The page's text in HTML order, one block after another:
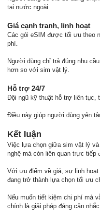
tại nước ngoài.
Giá cạnh tranh, linh hoạt
Các gói eSIM được tối ưu theo
phí.
Người dùng chỉ trả đúng nhu
hơn so với sim vật lý.
Hỗ trợ 24/7
Đội ngũ kỹ thuật hỗ trợ liên tục,
Điều này giúp người dùng yên
Kết luận
Việc lựa chọn giữa sim vật lý
nghệ mà còn liên quan trực tiếp
Với ưu điểm về giá, sự linh hoạt
đang trở thành lựa chọn tối ưu
Nếu muốn tiết kiệm chi phí mà
chính là giải pháp đáng cân